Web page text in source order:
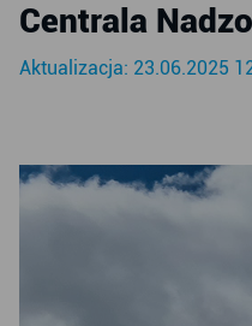
Centrala
Aktualizacja: 23.06.2025